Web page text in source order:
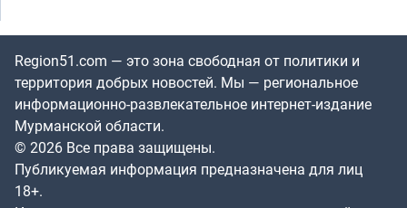
Region51.com — это зона свободная от политики и
территория добрых новостей. Мы — региональное
информационно-развлекательное интернет-издание
Мурманской области.
© 2026 Все права защищены.
Публикуемая информация предназначена для лиц
18+.